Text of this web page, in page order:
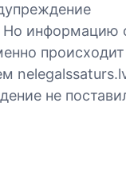
Но информацию
происходит
не